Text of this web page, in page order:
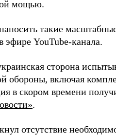
мощью.
такие
эфире YouTube-канала.
сторона
обороны, включая
в скором времени
.
отсутствие